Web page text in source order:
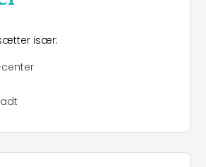
især: